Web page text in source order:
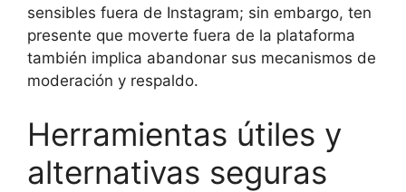
sensibles fuera de Instagram; sin embargo, ten
presente que moverte fuera de la plataforma
también implica abandonar sus mecanismos de
moderación y respaldo.
Herramientas útiles y
alternativas seguras